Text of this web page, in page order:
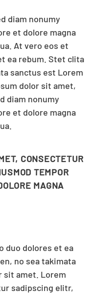
diam nonumy
et dolore magna
At vero eos et
ea rebum. Stet clita
sanctus est Lorem
dolor sit amet,
diam nonumy
et dolore magna
CONSECTETUR
TEMPOR
MAGNA
duo dolores et ea
no sea takimata
sit amet. Lorem
sadipscing elitr,